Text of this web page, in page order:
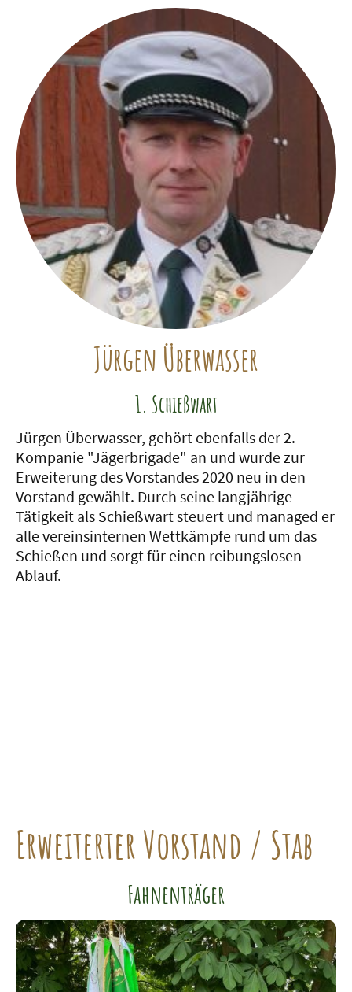
Jürgen Überwasser
1. Schießwart
Jürgen Überwasser, gehört ebenfalls der 2.
Kompanie "Jägerbrigade" an und wurde zur
Erweiterung des Vorstandes 2020 neu in den
Vorstand gewählt. Durch seine langjährige
Tätigkeit als Schießwart steuert und managed er
alle vereinsinternen Wettkämpfe rund um das
Schießen und sorgt für einen reibungslosen
Ablauf.
Erweiterter Vorstand / Stab
Fahnenträger